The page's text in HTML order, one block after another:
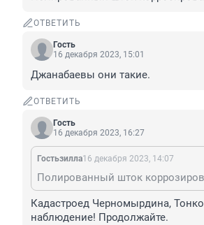
ОТВЕТИТЬ
Гость
16 декабря 2023, 15:01
Джанабаевы они такие.
ОТВЕТИТЬ
Гость
16 декабря 2023, 16:27
Гостьзилла16 декабря 2023, 14:07
Полированный шток
Кадастроед Черномырдина,
наблюдение! Продолжайте.